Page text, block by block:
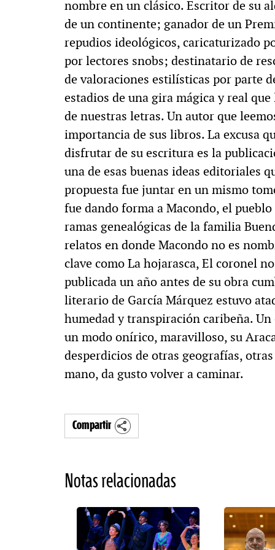
nombre en un clásico. Escritor de su
de un continente; ganador de un
repudios ideológicos, caricaturizado
por lectores snobs; destinatario de
de valoraciones estilísticas por parte
estadios de una gira mágica y real
de nuestras letras. Un autor que
importancia de sus libros. La excusa
disfrutar de su escritura es la
una de esas buenas ideas editoriales
propuesta fue juntar en un mismo
fue dando forma a Macondo, el
ramas genealógicas de la familia
relatos en donde Macondo no es
clave como La hojarasca, El coronel
publicada un año antes de su obra
literario de García Márquez estuvo
humedad y transpiración caribeña.
un modo onírico, maravilloso, su
desperdicios de otras geografías,
mano, da gusto volver a caminar.
Compartir
Notas relacionadas